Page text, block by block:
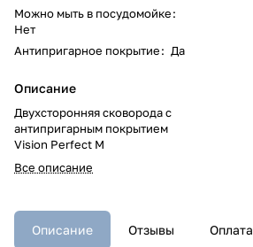
Можно мыть в посудомойке:
Нет
Антипригарное покрытие: Да
Описание
Двухсторонняя сковорода с
антипригарным покрытием
Vision Perfect M
Все описание
Описание Отзывы Оплата